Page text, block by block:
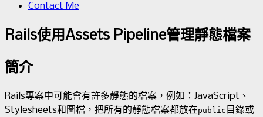
Contact Me
Rails使用Assets Pipeline管理靜態檔案
簡介
Rails專案中可能會有許多靜態的檔案，例如：JavaScript、
Stylesheets和圖檔，把所有的靜態檔案都放在public 目錄或